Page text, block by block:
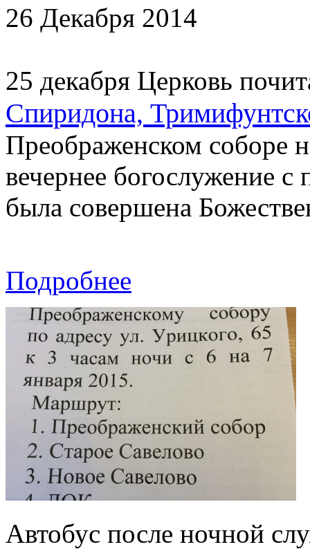
26 Декабря 2014
25 декабря Церковь
Спиридона,
Преображенском соборе
вечернее богослужение
была совершена
Подробнее
Автобус после ночной